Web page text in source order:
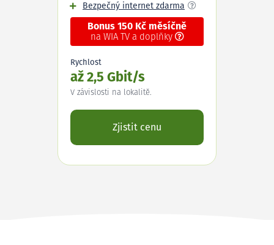
Bezpečný internet zdarma
Bonus 150 Kč měsíčně
na WIA TV a doplňky
Rychlost
až 2,5 Gbit/s
V závislosti na lokalitě.
Zjistit cenu